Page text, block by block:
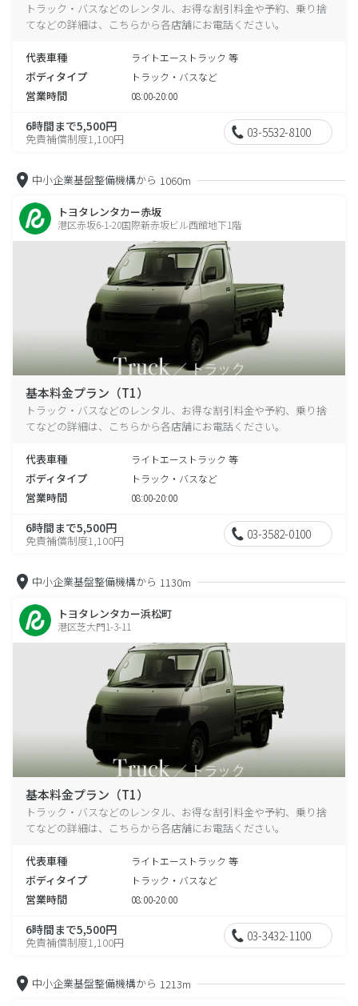
トラック・バスなどのレンタル、お得な割引料金や予約、乗り捨
てなどの詳細は、こちらから各店舗にお電話ください。
代表車種 ライトエーストラック 等
ボディタイプ トラック・バスなど
営業時間 08:00-20:00
6時間まで5,500円
免責補償制度1,100円 03-5532-8100
中小企業基盤整備機構から 1060m
トヨタレンタカー赤坂
港区赤坂6-1-20国際新赤坂ビル西館地下1階
基本料金プラン（T1）
トラック・バスなどのレンタル、お得な割引料金や予約、乗り捨
てなどの詳細は、こちらから各店舗にお電話ください。
代表車種 ライトエーストラック 等
ボディタイプ トラック・バスなど
営業時間 08:00-20:00
6時間まで5,500円
免責補償制度1,100円 03-3582-0100
中小企業基盤整備機構から 1130m
トヨタレンタカー浜松町
港区芝大門1-3-11
基本料金プラン（T1）
トラック・バスなどのレンタル、お得な割引料金や予約、乗り捨
てなどの詳細は、こちらから各店舗にお電話ください。
代表車種 ライトエーストラック 等
ボディタイプ トラック・バスなど
営業時間 08:00-20:00
6時間まで5,500円
免責補償制度1,100円 03-3432-1100
中小企業基盤整備機構から 1213m